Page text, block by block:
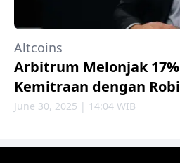
Altcoins
Arbitrum Melonjak
Kemitraan dengan
June 30, 2025 | 14:04 WIB